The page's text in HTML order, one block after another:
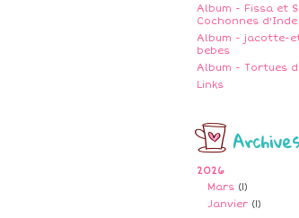
Album - Fissa et
Cochonnes
Album - jacotte-
bebes
Album - Tortues
Links
2026
Mars (1)
Janvier (1)